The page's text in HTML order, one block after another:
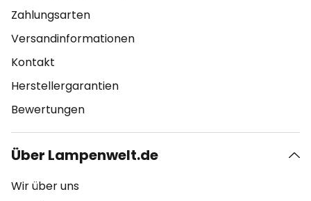
Zahlungsarten
Versandinformationen
Kontakt
Herstellergarantien
Bewertungen
Über Lampenwelt.de
Wir über uns